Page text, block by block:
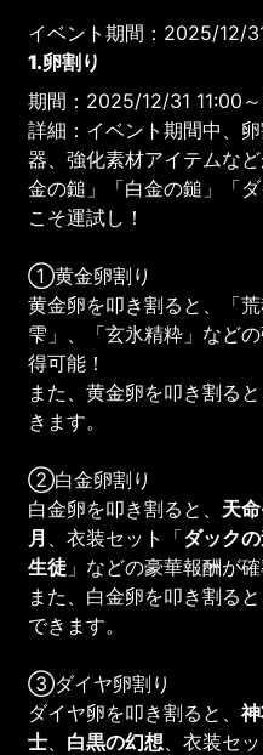
イベント期間：2025/12/
1.卵割り
期間：2025/12/31 11:00
詳細：イベント期間中、
器、強化素材アイテムな
金の鎚」「白金の鎚」「
こそ運試し！
①黄金卵割り
黄金卵を叩き割ると、「
雫」、「玄氷精粋」など
得可能！
また、黄金卵を叩き割る
きます。
②白金卵割り
白金卵を叩き割ると、 天
月
、衣装セット「ダック
生徒 」などの豪華報酬が
また、白金卵を叩き割る
できます。
③ダイヤ卵割り
ダイヤ卵を叩き割ると、
士
白黒の幻想 、衣装セ